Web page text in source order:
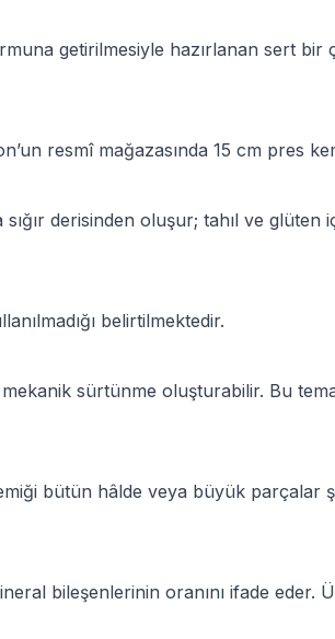
getirilmesiyle hazırlanan sert
resmî mağazasında 15 cm pres
derisinden oluşur; tahıl ve
belirtilmektedir.
sürtünme oluşturabilir. Bu
bütün hâlde veya büyük parçalar
bileşenlerinin oranını ifade